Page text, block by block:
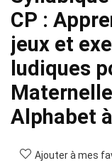
CP :
jeux et
ludiques
Alphabet
Ajouter à mes